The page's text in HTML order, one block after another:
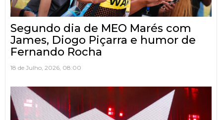
Segundo dia de MEO Marés com
James, Diogo Piçarra e humor de
Fernando Rocha
18 de Julho, 2026, 08:00